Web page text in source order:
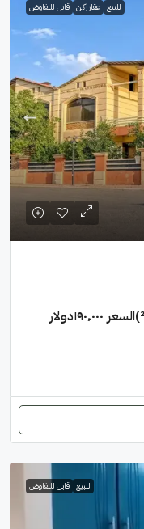
للبيع عقار ركن قابل للتفاوض
للبيع قابل للتفاوض